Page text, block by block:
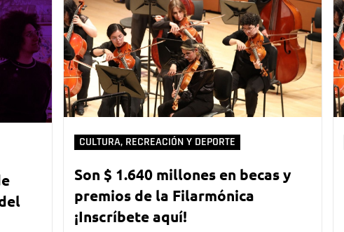
CULTURA, RECREACIÓN Y DEPORTE
Son $ 1.640 millones en becas y
premios de la Filarmónica
¡Inscríbete aquí!